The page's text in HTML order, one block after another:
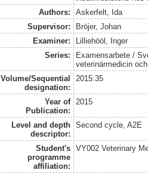
Authors:
Askerfelt, Ida
Supervisor:
Bröjer, Johan
Examiner:
Lilliehööl, Inger
Series:
Examensarbete /
veterinärmedicin
Volume/Sequential
designation:
2015:35
Year of
Publication:
2015
Level and depth
descriptor:
Second cycle, A2E
Student's
programme
affiliation:
VY002 Veterinary